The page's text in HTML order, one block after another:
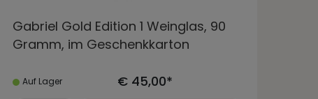
Gabriel Gold Edition 1 Weinglas, 90
Gramm, im Geschenkkarton
Auf Lager € 45,00*